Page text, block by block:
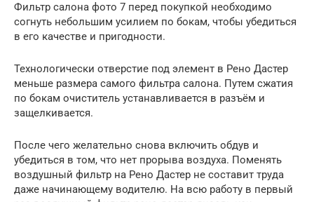
Фильтр салона фото 7 перед покупкой необходимо
согнуть небольшим усилием по бокам, чтобы убедиться
в его качестве и пригодности.
Технологически отверстие под элемент в Рено Дастер
меньше размера самого фильтра салона. Путем сжатия
по бокам очиститель устанавливается в разъём и
защелкивается.
После чего желательно снова включить обдув и
убедиться в том, что нет прорыва воздуха. Поменять
воздушный фильтр на Рено Дастер не составит труда
даже начинающему водителю. На всю работу в первый